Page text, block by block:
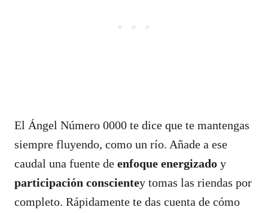
El Ángel Número 0000 te dice que te mantengas
siempre fluyendo, como un río. Añade a ese
caudal una fuente de enfoque energizado y
participación conscientey tomas las riendas por
completo. Rápidamente te das cuenta de cómo